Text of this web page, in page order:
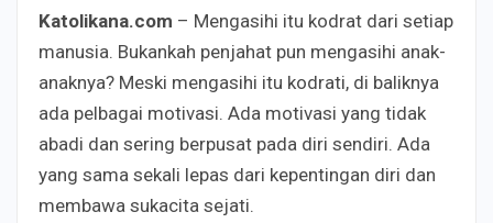
Katolikana.com – Mengasihi itu kodrat dari setiap
manusia. Bukankah penjahat pun mengasihi anak-
anaknya? Meski mengasihi itu kodrati, di baliknya
ada pelbagai motivasi. Ada motivasi yang tidak
abadi dan sering berpusat pada diri sendiri. Ada
yang sama sekali lepas dari kepentingan diri dan
membawa sukacita sejati.